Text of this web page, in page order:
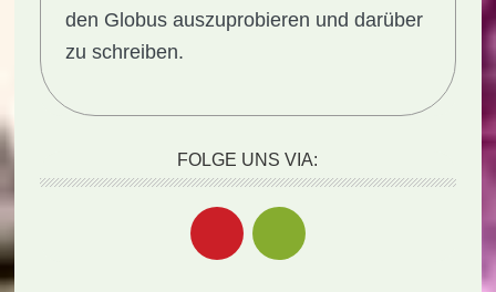
den Globus auszuprobieren und darüber
zu schreiben.
FOLGE UNS VIA: